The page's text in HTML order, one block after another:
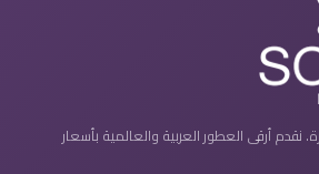
نقدم أرقى العطور العربية والعالمية بأسعار